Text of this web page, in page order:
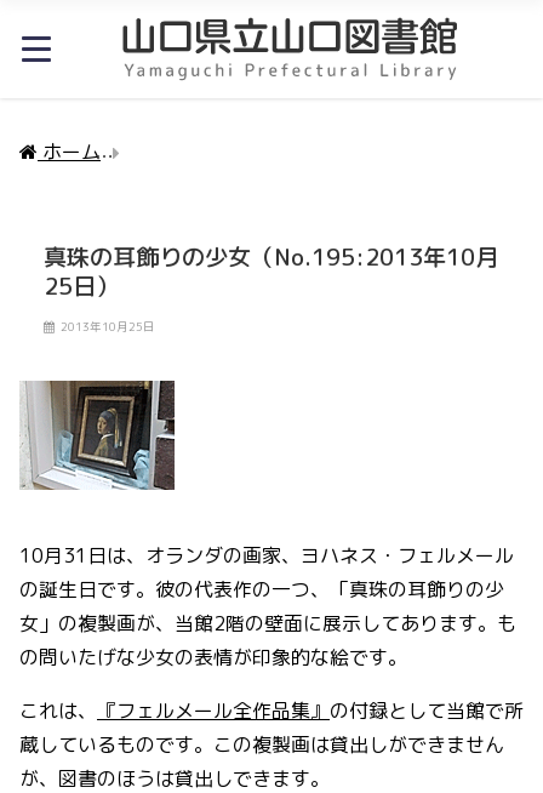
ホーム
真珠の耳飾りの少女（No.195:2013年10月
25日）
2013年10月25日
10月31日は、オランダの画家、ヨハネス・フェルメール
の誕生日です。彼の代表作の一つ、「真珠の耳飾りの少
女」の複製画が、当館2階の壁面に展示してあります。も
の問いたげな少女の表情が印象的な絵です。
これは、
『フェルメール全作品集』 の付録として当館で所
蔵しているものです。この複製画は貸出しができません
が、図書のほうは貸出しできます。